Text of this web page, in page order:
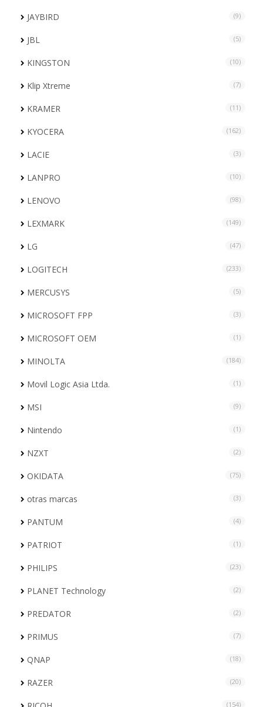
JAYBIRD (9)
JBL (5)
KINGSTON (10)
Klip Xtreme (7)
KRAMER (11)
KYOCERA (162)
LACIE (3)
LANPRO (10)
LENOVO (98)
LEXMARK (149)
LG (47)
LOGITECH (233)
MERCUSYS (5)
MICROSOFT FPP (3)
MICROSOFT OEM (1)
MINOLTA (184)
Movil Logic Asia Ltda. (1)
MSI (9)
Nintendo (1)
NZXT (2)
OKIDATA (75)
otras marcas (3)
PANTUM (4)
PATRIOT (1)
PHILIPS (23)
PLANET Technology (2)
PREDATOR (2)
PRIMUS (7)
QNAP (18)
RAZER (20)
(154)